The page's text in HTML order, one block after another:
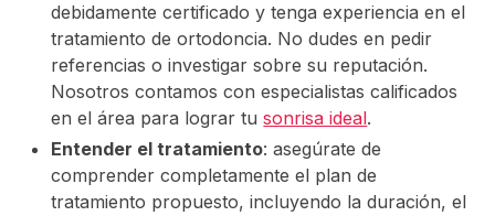
debidamente certificado y tenga experiencia en el
tratamiento de ortodoncia. No dudes en pedir
referencias o investigar sobre su reputación.
Nosotros contamos con especialistas calificados
en el área para lograr tusonrisa ideal.
Entender el tratamiento: asegúrate de
comprender completamente el plan de
tratamiento propuesto, incluyendo la duración, el